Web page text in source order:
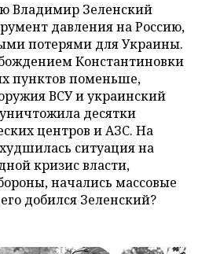
Владимир Зеленский
давления на Россию,
потерями для Украины.
Константиновки
пунктов поменьше,
ВСУ и украинский
десятки
центров и АЗС. На
ситуация на
кризис власти,
начались массовые
добился Зеленский?